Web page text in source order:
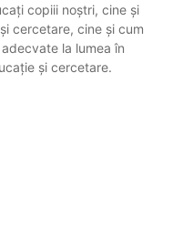
copiii noștri, cine și
cercetare, cine și cum
la lumea în
și cercetare.